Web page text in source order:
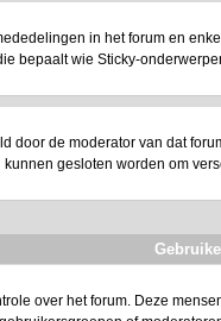
in het forum en
bepaalt wie Sticky-
door de moderator van dat
gesloten worden om
over het forum. Deze